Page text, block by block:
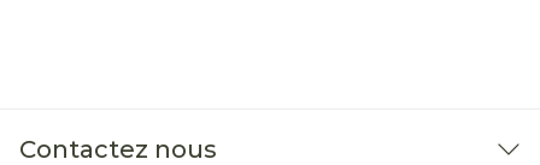
Contactez nous